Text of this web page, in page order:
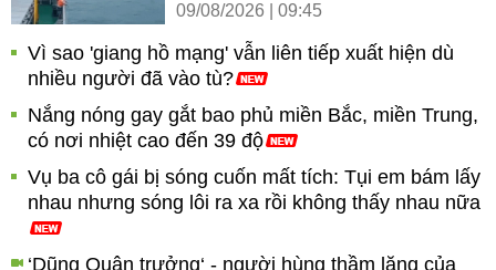
09/08/2026 | 09:45
Vì sao 'giang hồ mạng' vẫn liên tiếp xuất hiện dù
nhiều người đã vào tù?
Nắng nóng gay gắt bao phủ miền Bắc, miền Trung,
có nơi nhiệt cao đến 39 độ
Vụ ba cô gái bị sóng cuốn mất tích: Tụi em bám lấy
nhau nhưng sóng lôi ra xa rồi không thấy nhau nữa
‘Dũng Quận trưởng‘ - người hùng thầm lặng của